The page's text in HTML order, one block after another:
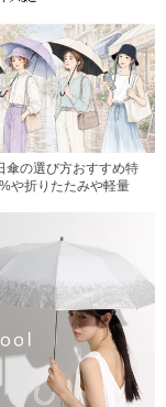
傘の選び方おすすめ特
や折りたたみや軽量